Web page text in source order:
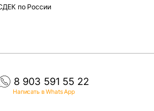
по России
8 903 591 55 22
Написать в Whats App